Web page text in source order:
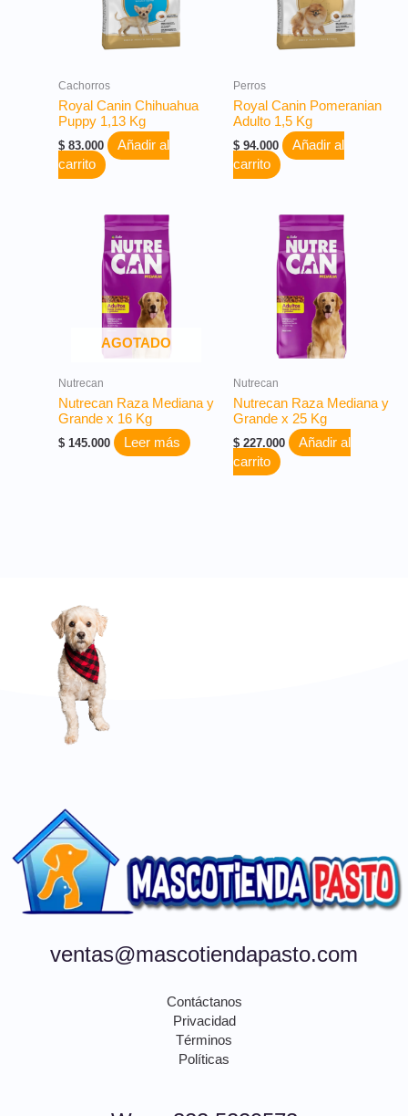
Cachorros
Royal Canin Chihuahua
Puppy 1,13 Kg
$83.000
Añadir al
carrito
Perros
Royal Canin Pomeranian
Adulto 1,5 Kg
$94.000
Añadir al
carrito
AGOTADO
Nutrecan
Nutrecan Raza Mediana y
Grande x 16 Kg
$145.000 Leer más
Nutrecan
Nutrecan Raza Mediana y
Grande x 25 Kg
$227.000
Añadir al
carrito
ventas@mascotiendapasto.com
Contáctanos
Privacidad
Términos
Políticas